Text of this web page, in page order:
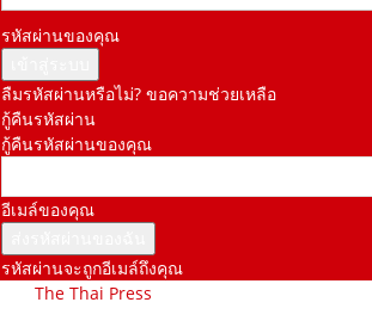
รหัสผ่านของคุณ
ลืมรหัสผ่านหรือไม่? ขอความช่วยเหลือ
กู้คืนรหัสผ่าน
กู้คืนรหัสผ่านของคุณ
อีเมล์ของคุณ
รหัสผ่านจะถูกอีเมล์ถึงคุณ
The Thai Press